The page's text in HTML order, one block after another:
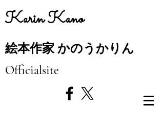
​Karin Kano
絵本作家 かのうかりん
Officialsite